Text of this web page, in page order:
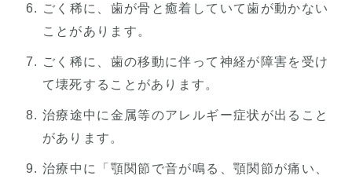
ごく稀に、歯が骨と癒着していて歯が動かない
ことがあります。
ごく稀に、歯の移動に伴って神経が障害を受け
て壊死することがあります。
治療途中に金属等のアレルギー症状が出ること
があります。
治療中に「顎関節で音が鳴る、顎関節が痛い、